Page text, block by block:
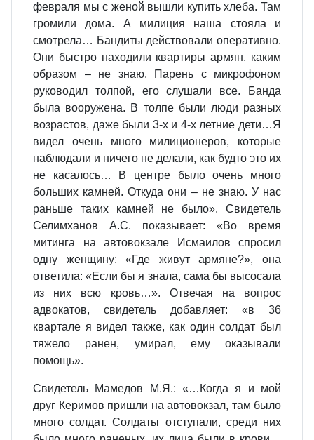
февраля мы с женой вышли купить хлеба. Там
громили дома. А милиция наша стояла и
смотрела… Бандиты действовали оперативно.
Они быстро находили квартиры армян, каким
образом – не знаю. Парень с микрофоном
руководил толпой, его слушали все. Банда
была вооружена. В толпе были люди разных
возрастов, даже были 3-х и 4-х летние дети…Я
видел очень много милиционеров, которые
наблюдали и ничего не делали, как будто это их
не касалось… В центре было очень много
больших камней. Откуда они – не знаю. У нас
раньше таких камней не было». Свидетель
Селимханов А.С. показывает: «Во время
митинга на автовокзале Исмаилов спросил
одну женщину: «Где живут армяне?», она
ответила: «Если бы я знала, сама бы высосала
из них всю кровь…». Отвечая на вопрос
адвокатов, свидетель добавляет: «в 36
квартале я видел также, как один солдат был
тяжело ранен, умирал, ему оказывали
помощь».
Свидетель Мамедов М.Я.: «…Когда я и мой
друг Керимов пришли на автовокзал, там было
много солдат. Солдаты отступали, среди них